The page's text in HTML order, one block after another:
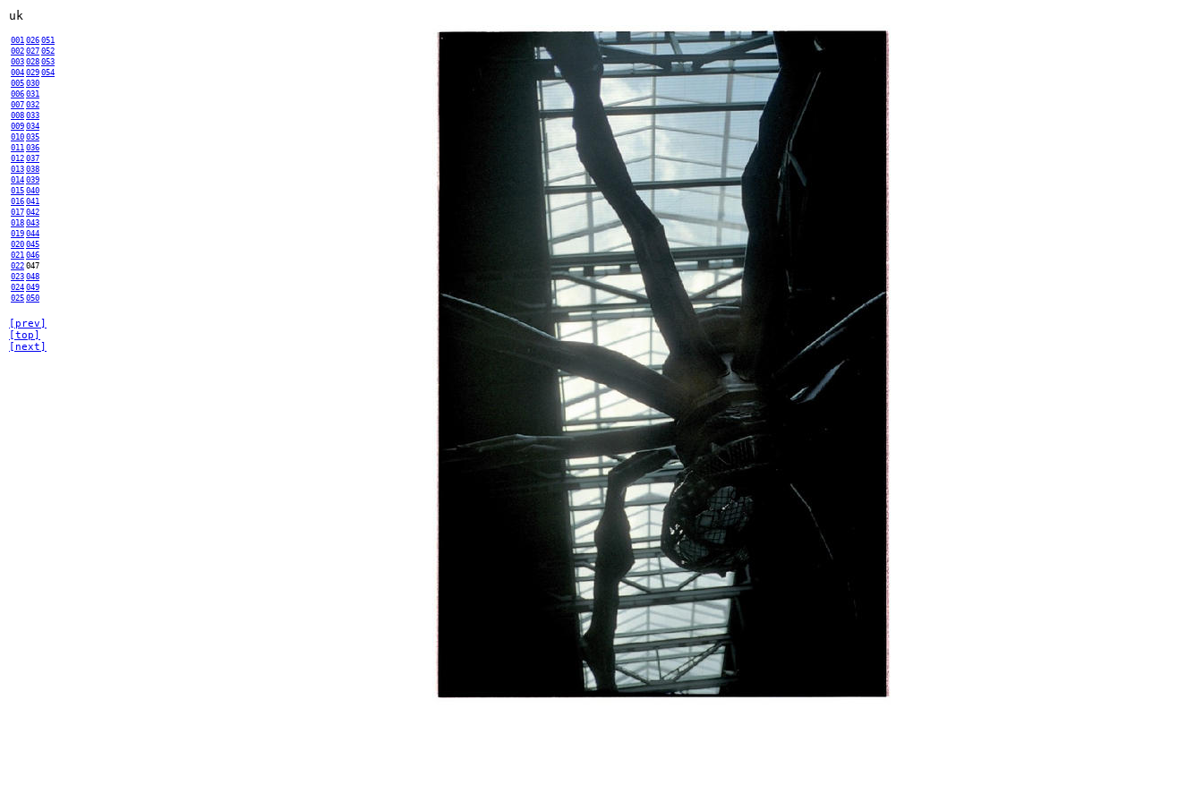
uk
001 026 051
002 027 052
003 028 053
004 029 054
005 030
006 031
007 032
008 033
009 034
010 035
011 036
012 037
013 038
014 039
015 040
016 041
017 042
018 043
019 044
020 045
021 046
022 047
023 048
024 049
025 050
[prev]
[top]
[next]